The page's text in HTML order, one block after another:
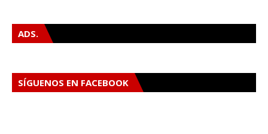
ADS.
SÍGUENOS EN FACEBOOK